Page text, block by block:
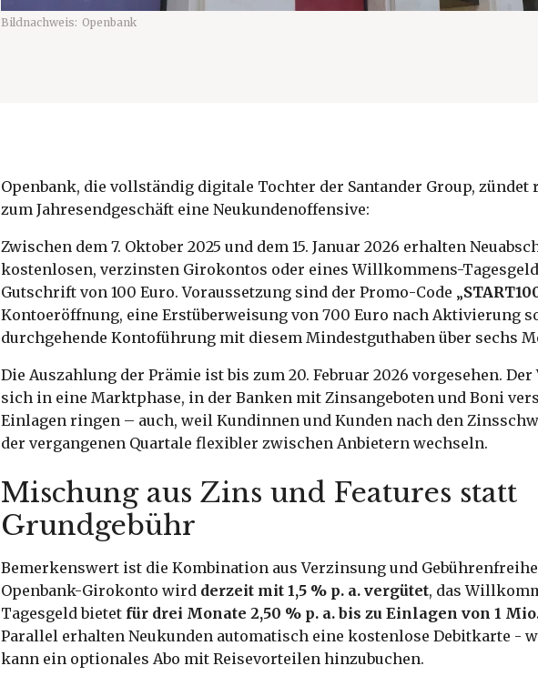
Bildnachweis: Openbank
Openbank, die vollständig digitale Tochter der Santander Group, zündet
zum Jahresendgeschäft eine Neukundenoffensive:
Zwischen dem 7. Oktober 2025 und dem 15. Januar 2026 erhalten
kostenlosen, verzinsten Girokontos oder eines Willkommens-
Gutschrift von 100 Euro. Voraussetzung sind der Promo-Code „
Kontoeröffnung, eine Erstüberweisung von 700 Euro nach Aktivierung
durchgehende Kontoführung mit diesem Mindestguthaben über sechs
Die Auszahlung der Prämie ist bis zum 20. Februar 2026 vorgesehen.
sich in eine Marktphase, in der Banken mit Zinsangeboten und Boni
Einlagen ringen – auch, weil Kundinnen und Kunden nach den
der vergangenen Quartale flexibler zwischen Anbietern wechseln.
Mischung aus Zins und Features statt
Grundgebühr
Bemerkenswert ist die Kombination aus Verzinsung und
Openbank-Girokonto wird derzeit mit 1,5 % p. a. vergütet, das
Tagesgeld bietet für drei Monate 2,50 % p. a. bis zu Einlagen von 1
Parallel erhalten Neukunden automatisch eine kostenlose Debitkarte -
kann ein optionales Abo mit Reisevorteilen hinzubuchen.